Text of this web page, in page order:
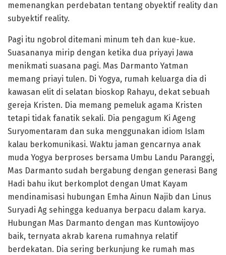
memenangkan perdebatan tentang obyektif reality dan
subyektif reality.
Pagi itu ngobrol ditemani minum teh dan kue-kue.
Suasananya mirip dengan ketika dua priyayi Jawa
menikmati suasana pagi. Mas Darmanto Yatman
memang priayi tulen. Di Yogya, rumah keluarga dia di
kawasan elit di selatan bioskop Rahayu, dekat sebuah
gereja Kristen. Dia memang pemeluk agama Kristen
tetapi tidak fanatik sekali. Dia pengagum Ki Ageng
Suryomentaram dan suka menggunakan idiom Islam
kalau berkomunikasi. Waktu jaman gencarnya anak
muda Yogya berproses bersama Umbu Landu Paranggi,
Mas Darmanto sudah bergabung dengan generasi Bang
Hadi bahu ikut berkomplot dengan Umat Kayam
mendinamisasi hubungan Emha Ainun Najib dan Linus
Suryadi Ag sehingga keduanya berpacu dalam karya.
Hubungan Mas Darmanto dengan mas Kuntowijoyo
baik, ternyata akrab karena rumahnya relatif
berdekatan. Dia sering berkunjung ke rumah mas